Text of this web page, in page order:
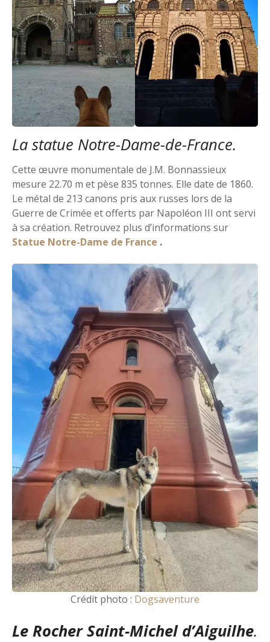
La statue Notre-Dame-de-France.
Cette œuvre monumentale de J.M. Bonnassieux
mesure 22.70 m et pèse 835 tonnes. Elle date de 1860.
Le métal de 213 canons pris aux russes lors de la
Guerre de Crimée et offerts par Napoléon III ont servi
à sa création. Retrouvez plus d’informations sur
Statue Notre-Dame de France .
Crédit photo : Dogsaventure
Le Rocher Saint-Michel d’Aiguilhe.